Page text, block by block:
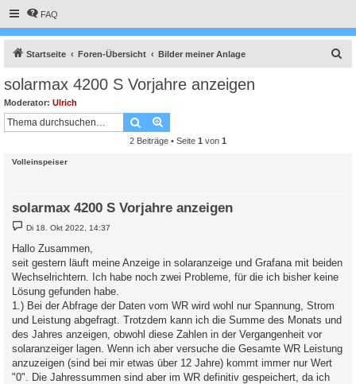
FAQ
Startseite Foren-Übersicht Bilder meiner Anlage
solarmax 4200 S Vorjahre anzeigen
Moderator: Ulrich
Suche
2 Beiträge • Seite 1 von 1
Volleinspeiser
solarmax 4200 S Vorjahre anzeigen
B
e
i
t
r
g
Di 18. Okt 2022, 14:37
Hallo Zusammen,
seit gestern läuft meine Anzeige in solaranzeige und Grafana mit beiden
Wechselrichtern. Ich habe noch zwei Probleme, für die ich bisher keine
Lösung gefunden habe.
1.) Bei der Abfrage der Daten vom WR wird wohl nur Spannung, Strom
und Leistung abgefragt. Trotzdem kann ich die Summe des Monats und
des Jahres anzeigen, obwohl diese Zahlen in der Vergangenheit vor
solaranzeiger lagen. Wenn ich aber versuche die Gesamte WR Leistung
anzuzeigen (sind bei mir etwas über 12 Jahre) kommt immer nur Wert
"0". Die Jahressummen sind aber im WR definitiv gespeichert, da ich